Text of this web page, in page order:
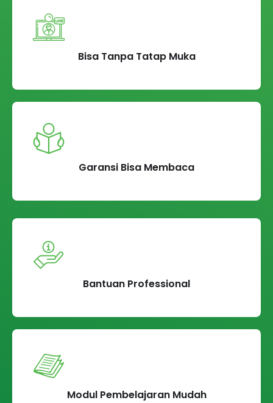
Bisa Tanpa Tatap Muka
Garansi Bisa Membaca
Bantuan Professional
Modul Pembelajaran Mudah